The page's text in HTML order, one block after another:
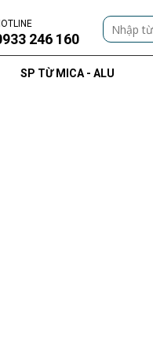
246 160
SP TỪ MICA - ALU